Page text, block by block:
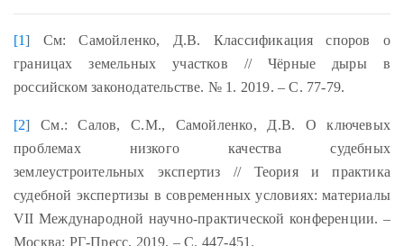
[1] См: Самойленко, Д.В. Классификация споров о
границах земельных участков // Чёрные дыры в
российском законодательстве. № 1. 2019. – С. 77-79.
[2] См.: Салов, С.М., Самойленко, Д.В. О ключевых
проблемах низкого качества судебных
землеустроительных экспертиз // Теория и практика
судебной экспертизы в современных условиях: материалы
VII Международной научно-практической конференции. –
Москва: РГ-Пресс, 2019. – С. 447-451.